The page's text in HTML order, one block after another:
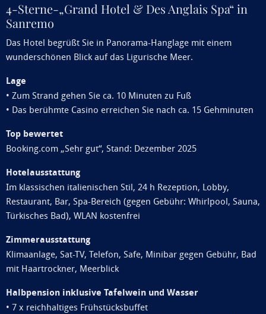
4-Sterne-„Grand Hotel & Des Anglais Spa“ in
Sanremo
Das Hotel begrüßt Sie in Panorama-Hanglage mit einem
wunderschönen Blick auf das Ligurische Meer.
Lage
• Zum Strand gehen Sie ca. 10 Minuten zu Fuß
• Das berühmte Casino erreichen Sie nach ca. 15 Gehminuten
Top bewertet
Booking.com „Sehr gut“, Stand: Dezember 2025
Hotelausstattung
Im klassischen italienischen Stil, 24 h Rezeption, Lobby,
Restaurant, Bar, Spa-Bereich (gegen Gebühr: Whirlpool, Sauna,
Türkisches Bad), WLAN kostenfrei
Zimmerausstattung
Klimaanlage, Sat-TV, Telefon, Safe, Minibar gegen Gebühr, Bad
mit Haartrockner, Meerblick
Halbpension inklusive Tafelwein und Wasser
• 7 x reichhaltiges Frühstücksbuffet